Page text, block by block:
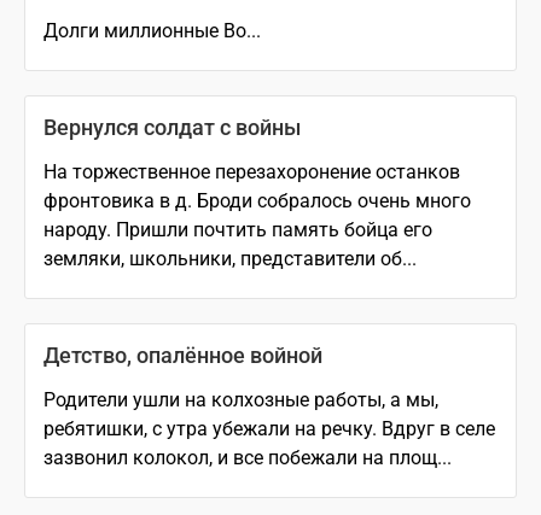
Долги миллионные Во...
Вернулся солдат с войны
На торжественное перезахоронение останков
фронтовика в д. Броди собралось очень много
народу. Пришли почтить память бойца его
земляки, школьники, представители об...
Детство, опалённое войной
Родители ушли на колхозные работы, а мы,
ребятишки, с утра убежали на речку. Вдруг в селе
зазвонил колокол, и все побежали на площ...